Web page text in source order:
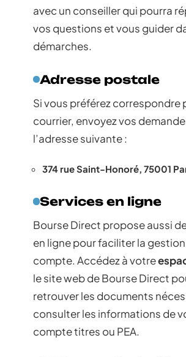
avec un conseiller qui pourra
vos questions et vous guider
démarches.
Adresse postale
Si vous préférez correspondre
courrier, envoyez vos
l’adresse suivante :
374 rue Saint-Honoré, 75001
Services en ligne
Bourse Direct propose aussi
en ligne pour faciliter la
compte. Accédez à votre
le site web de Bourse Direct
retrouver les documents
consulter les informations de
compte titres ou PEA.